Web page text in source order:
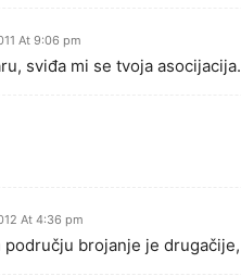
At 9:06 pm
sviđa mi se tvoja asocijacija.
At 4:36 pm
brojanje je drugačije,